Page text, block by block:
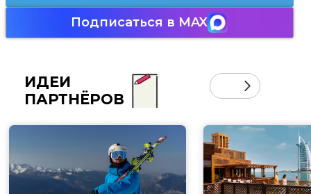
Подписаться в MAX
ИДЕИ
ПАРТНЁРОВ